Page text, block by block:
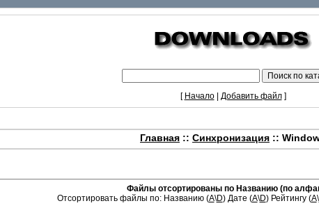
[ Начало| Добавить файл]
Главная :: Синхронизация ::
Файлы отсортированы по Названию (по
Отсортировать файлы по: Названию (A\D) Дате (A\D) Рейтингу (A\